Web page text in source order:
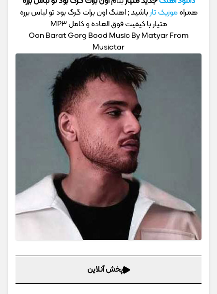
همراهموزیک تارباشید ; اهنگ اون برات گرگ بود تو لباس برره
متیار با کیفیت فوق العاده و کامل MP3
Oon Barat Gorg Bood Music By Matyar From
Musictar
پخش آنلاین